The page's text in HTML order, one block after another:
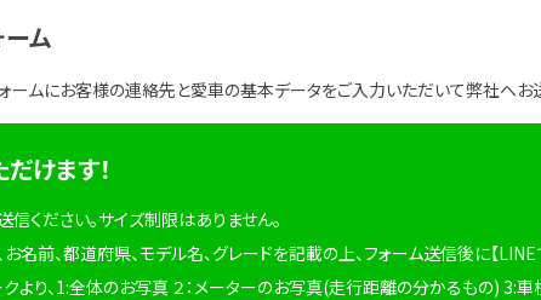
ム
ームにお客様の連絡先と愛車の基本データをご入力いただいて弊社へお
けます！
ください。サイズ制限はありません。
名前、都道府県、モデル名、グレードを記載の上、フォーム送信後に【LINE
より、1:全体のお写真 ２：メーターのお写真(走行距離の分かるもの) 3:車